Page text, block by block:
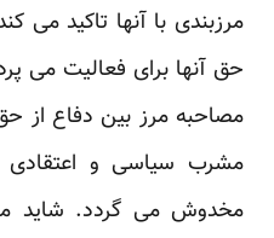
مرزبندی با آنها تاکید می
حق آنها برای فعالیت می
مصاحبه مرز بین دفاع
مشرب سیاسی و اعتقادی
مخدوش می گردد. شاید